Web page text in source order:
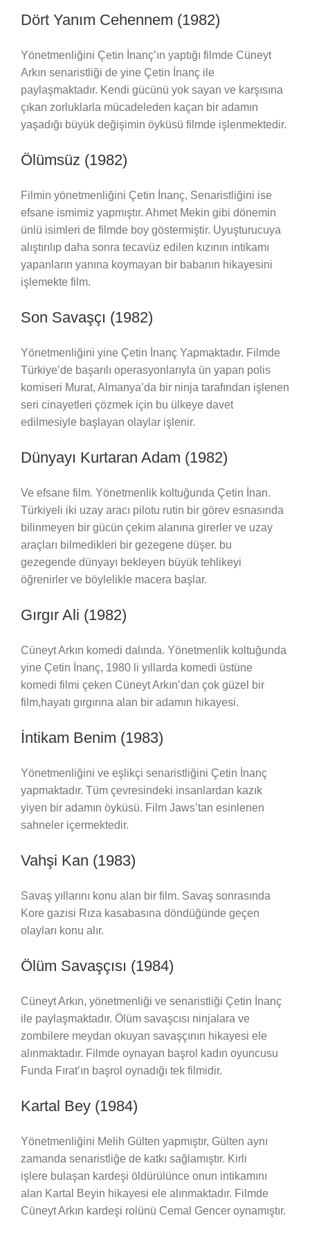
Dört Yanım Cehennem (1982)
Yönetmenliğini Çetin İnanç’ın yaptığı filmde Cüneyt
Arkın senaristliği de yine Çetin İnanç ile
paylaşmaktadır. Kendi gücünü yok sayan ve karşısına
çıkan zorluklarla mücadeleden kaçan bir adamın
yaşadığı büyük değişimin öyküsü filmde işlenmektedir.
Ölümsüz (1982)
Filmin yönetmenliğini Çetin İnanç, Senaristliğini ise
efsane ismimiz yapmıştır. Ahmet Mekin gibi dönemin
ünlü isimleri de filmde boy göstermiştir. Uyuşturucuya
alıştırılıp daha sonra tecavüz edilen kızının intikamı
yapanların yanına koymayan bir babanın hikayesini
işlemekte film.
Son Savaşçı (1982)
Yönetmenliğini yine Çetin İnanç Yapmaktadır. Filmde
Türkiye’de başarılı operasyonlarıyla ün yapan polis
komiseri Murat, Almanya’da bir ninja tarafından işlenen
seri cinayetleri çözmek için bu ülkeye davet
edilmesiyle başlayan olaylar işlenir.
Dünyayı Kurtaran Adam (1982)
Ve efsane film. Yönetmenlik koltuğunda Çetin İnan.
Türkiyeli iki uzay aracı pilotu rutin bir görev esnasında
bilinmeyen bir gücün çekim alanına girerler ve uzay
araçları bilmedikleri bir gezegene düşer. bu
gezegende dünyayı bekleyen büyük tehlikeyi
öğrenirler ve böylelikle macera başlar.
Gırgır Ali (1982)
Cüneyt Arkın komedi dalında. Yönetmenlik koltuğunda
yine Çetin İnanç, 1980 li yıllarda komedi üstüne
komedi filmi çeken Cüneyt Arkın’dan çok güzel bir
film,hayatı gırgırına alan bir adamın hikayesi.
İntikam Benim (1983)
Yönetmenliğini ve eşlikçi senaristliğini Çetin İnanç
yapmaktadır. Tüm çevresindeki insanlardan kazık
yiyen bir adamın öyküsü. Film Jaws’tan esinlenen
sahneler içermektedir.
Vahşi Kan (1983)
Savaş yıllarını konu alan bir film. Savaş sonrasında
Kore gazisi Rıza kasabasına döndüğünde geçen
olayları konu alır.
Ölüm Savaşçısı (1984)
Cüneyt Arkın, yönetmenliği ve senaristliği Çetin İnanç
ile paylaşmaktadır. Ölüm savaşcısı ninjalara ve
zombilere meydan okuyan savaşçının hikayesi ele
alınmaktadır. Filmde oynayan başrol kadın oyuncusu
Funda Fırat’ın başrol oynadığı tek filmidir.
Kartal Bey (1984)
Yönetmenliğini Melih Gülten yapmıştır, Gülten aynı
zamanda senaristliğe de katkı sağlamıştır. Kirli
işlere bulaşan kardeşi öldürülünce onun intikamını
alan Kartal Beyin hikayesi ele alınmaktadır. Filmde
Cüneyt Arkın kardeşi rolünü Cemal Gencer oynamıştır.